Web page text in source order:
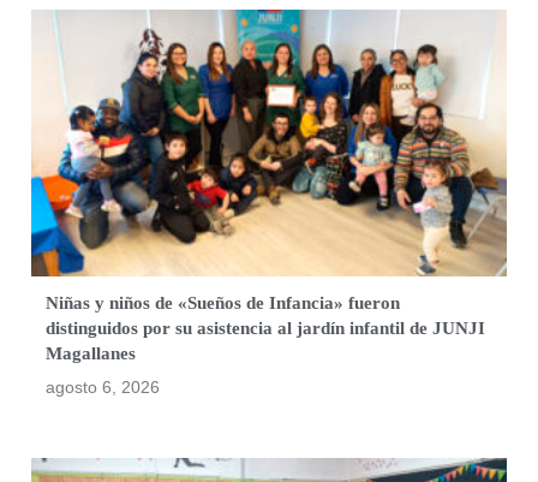
Niñas y niños de «Sueños de Infancia» fueron
distinguidos por su asistencia al jardín infantil de JUNJI
Magallanes
agosto 6, 2026